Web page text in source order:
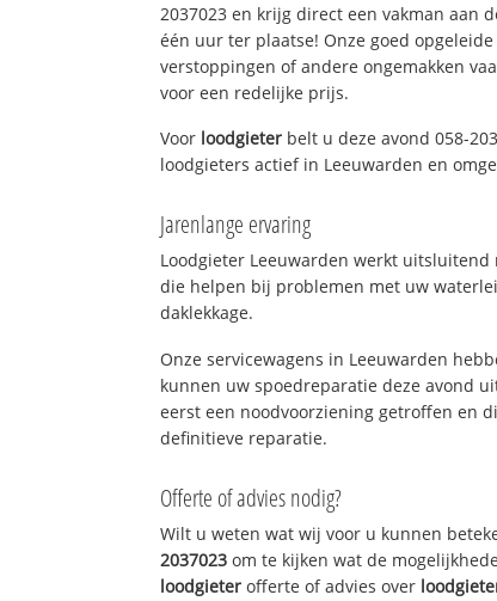
2037023 en krijg direct een vakman aan
één uur ter plaatse! Onze goed
verstoppingen of andere ongemakken
voor een redelijke prijs.
Voor loodgieter belt u deze avond 058-
loodgieters actief in Leeuwarden en
Jarenlange ervaring
Loodgieter Leeuwarden werkt
die helpen bij problemen met uw
daklekkage.
Onze servicewagens in Leeuwarden
kunnen uw spoedreparatie deze avond
eerst een noodvoorziening getroffen en
definitieve reparatie.
Offerte of advies nodig?
Wilt u weten wat wij voor u kunnen
2037023 om te kijken wat de
loodgieter offerte of advies over